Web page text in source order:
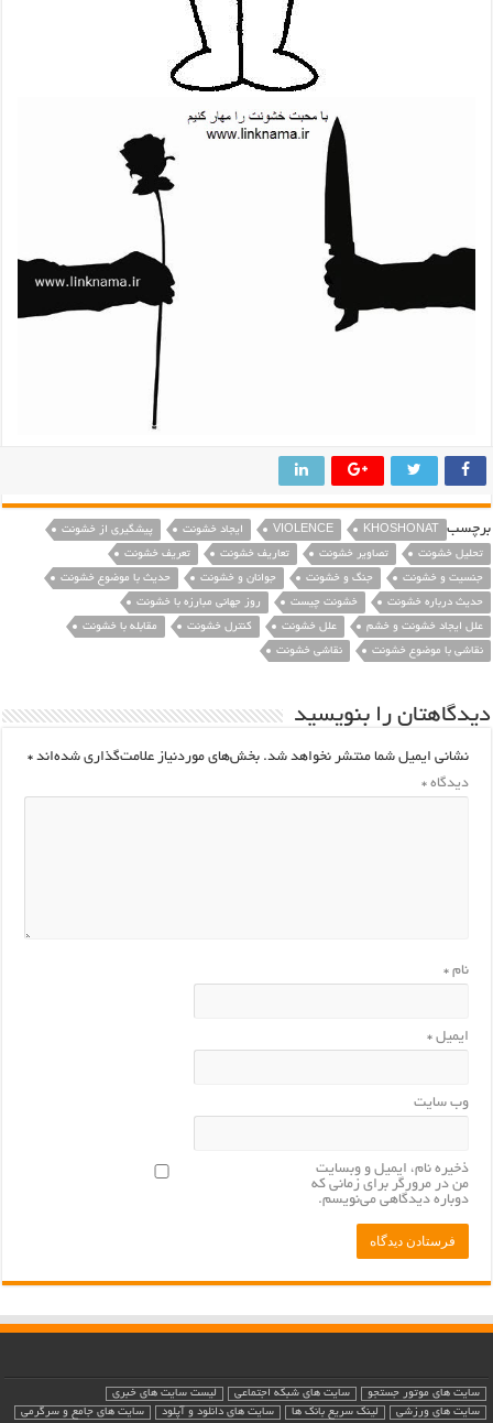
برچسب KHOSHONAT
VIOLENCE ایجاد خشونت
پیشگیری از خشونت
تحلیل خشونت
تصاویر خشونت تعاریف خشونت
تعریف خشونت
جنسیت و خشونت
جنگ و خشونت جوانان و خشونت
حدیث با موضوع خشونت
حدیث درباره خشونت
خشونت چیست
روز جهانی مبارزه با خشونت
علل ایجاد خشونت و خشم
علل خشونت کنترل خشونت
مقابله با خشونت
نقاشی با موضوع خشونت
نقاشی خشونت
دیدگاهتان را بنویسید
نشانی ایمیل شما منتشر نخواهد شد. بخش‌های موردنیاز علامت‌گذاری شده‌اند *
دیدگاه *
نام *
ایمیل *
وب‌ سایت
ذخیره نام، ایمیل و وبسایت
من در مرورگر برای زمانی که
دوباره دیدگاهی می‌نویسم.
سایت های موتور جستجو سایت های شبکه اجتماعی
لیست سایت های خبری
سایت های ورزشی
لینک سریع بانک ها سایت های دانلود و آپلود سایت های جامع و سرگرمی